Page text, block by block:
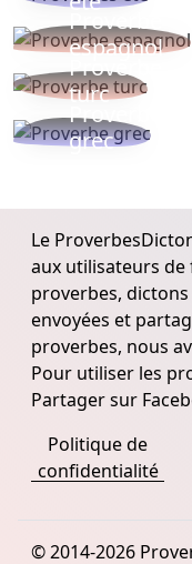
Proverbe
espagnol
Proverbe
turc
Proverbe
grec
Le
aux utilisateurs de
proverbes,
envoyées et
proverbes, nous
Pour utiliser les
Partager sur
Politique de
confidentialité
© 2014-2026